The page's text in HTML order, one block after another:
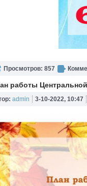
Просмотров: 857
работы
admin 3-10-2022, 10:47